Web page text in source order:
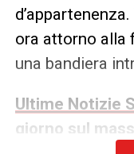
ora attorno alla
una bandiera
Ultime Notizie
giorno sul